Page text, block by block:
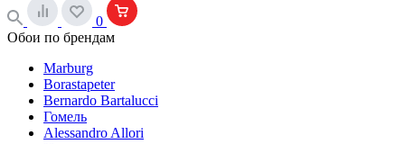
0
Обои по брендам
Marburg
Borastapeter
Bernardo Bartalucci
Гомель
Alessandro Allori